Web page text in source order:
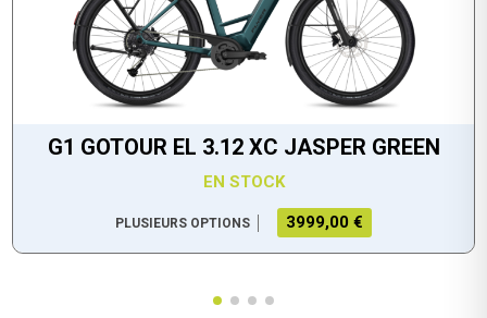
G1 GOTOUR EL 3.12 XC JASPER GREEN
EN STOCK
PLUSIEURS OPTIONS 3999,00 €